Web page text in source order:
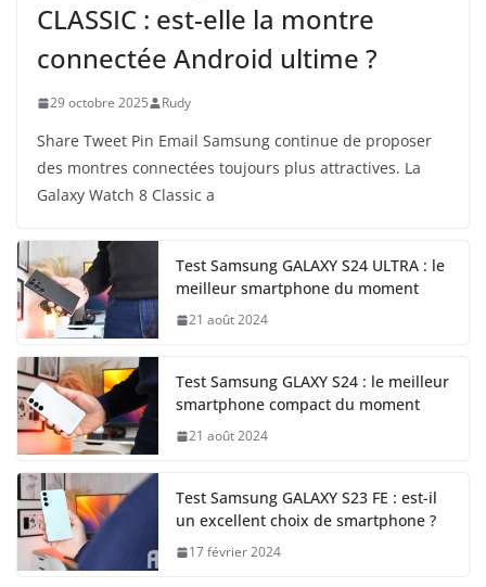
CLASSIC : est-elle la montre
connectée Android ultime ?
29 octobre 2025 Rudy
Share Tweet Pin Email Samsung continue de proposer
des montres connectées toujours plus attractives. La
Galaxy Watch 8 Classic a
Test Samsung GALAXY S24 ULTRA : le
meilleur smartphone du moment
21 août 2024
Test Samsung GLAXY S24 : le meilleur
smartphone compact du moment
21 août 2024
Test Samsung GALAXY S23 FE : est-il
un excellent choix de smartphone ?
17 février 2024